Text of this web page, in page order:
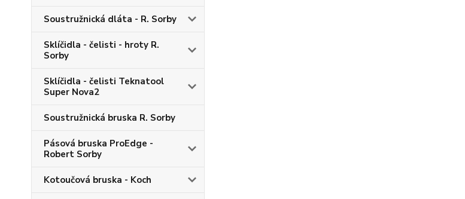
Soustružnická dláta - R. Sorby
Sklíčidla - čelisti - hroty R.
Sorby
Sklíčidla - čelisti Teknatool
Super Nova2
Soustružnická bruska R. Sorby
Pásová bruska ProEdge -
Robert Sorby
Kotoučová bruska - Koch